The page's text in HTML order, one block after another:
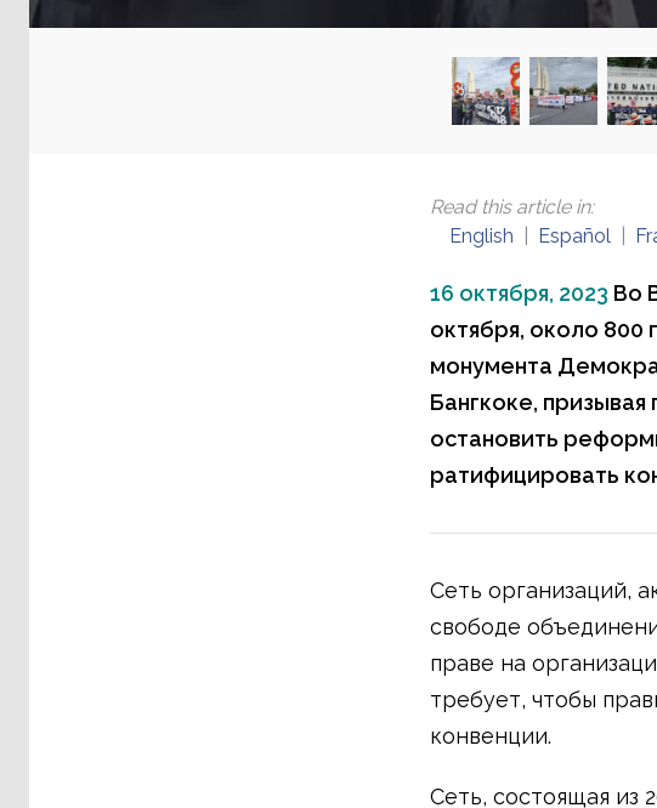
Read this article in:
English
Español
16 октября, 2023 Во
октября, около
монумента
Бангкоке,
остановить
ратифицировать
Сеть организаций,
свободе
праве на
требует, чтобы
конвенции.
Сеть, состоящая из